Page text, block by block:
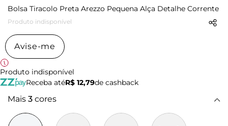
Bolsa Tiracolo Preta Arezzo Pequena Alça Detalhe Corrente
Produto indisponível
Avise-me
Produto indisponível
Receba atéR$ 12,79de cashback
Mais 3 cores